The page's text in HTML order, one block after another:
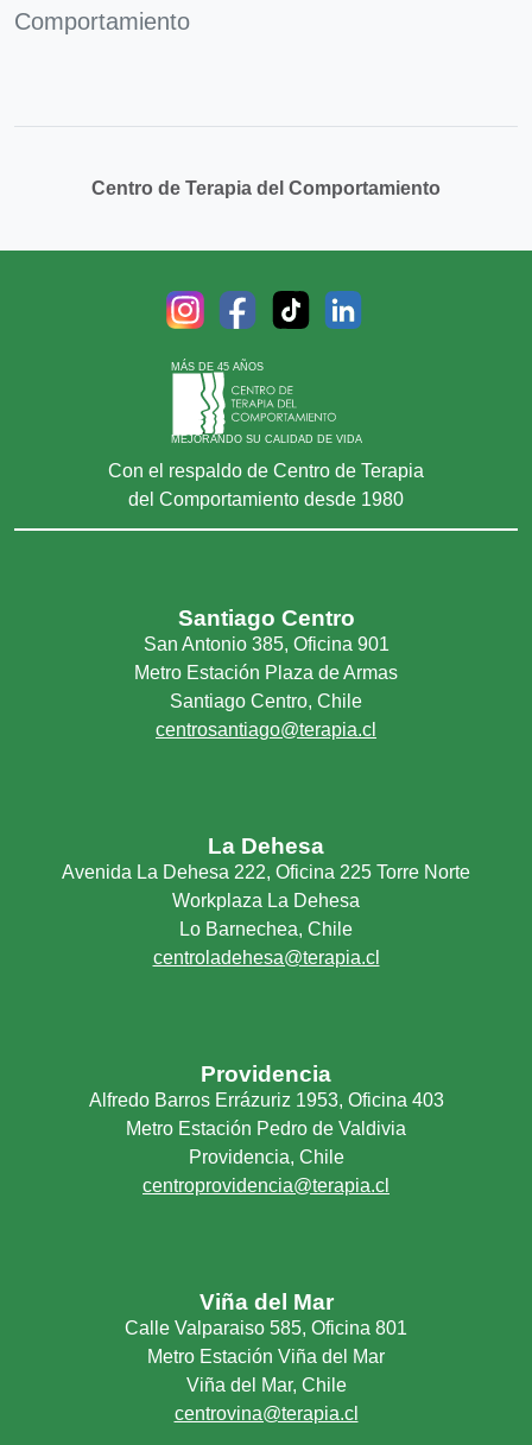
Comportamiento
Centro de Terapia del Comportamiento
MÁS DE 45 AÑOS
MEJORANDO SU CALIDAD DE VIDA
Con el respaldo de Centro de Terapia
del Comportamiento desde 1980
Santiago Centro
San Antonio 385, Oficina 901
Metro Estación Plaza de Armas
Santiago Centro, Chile
centrosantiago@terapia.cl
La Dehesa
Avenida La Dehesa 222, Oficina 225 Torre Norte
Workplaza La Dehesa
Lo Barnechea, Chile
centroladehesa@terapia.cl
Providencia
Alfredo Barros Errázuriz 1953, Oficina 403
Metro Estación Pedro de Valdivia
Providencia, Chile
centroprovidencia@terapia.cl
Viña del Mar
Calle Valparaiso 585, Oficina 801
Metro Estación Viña del Mar
Viña del Mar, Chile
centrovina@terapia.cl